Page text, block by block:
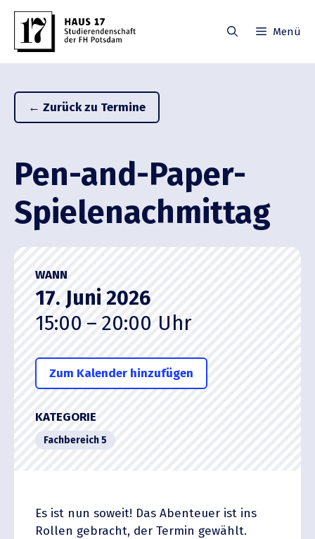
Zum
Inhalt
springen
Menü
← Zurück zu Termine
Pen-and-Paper-
Spiele­nach­mittag
WANN
17. Juni 2026
15:00 – 20:00 Uhr
Zum Kalender hinzufügen
KATEGORIE
Fachbe­reich 5
Es ist nun soweit! Das Abenteuer ist ins
Rollen gebracht, der Termin gewählt.